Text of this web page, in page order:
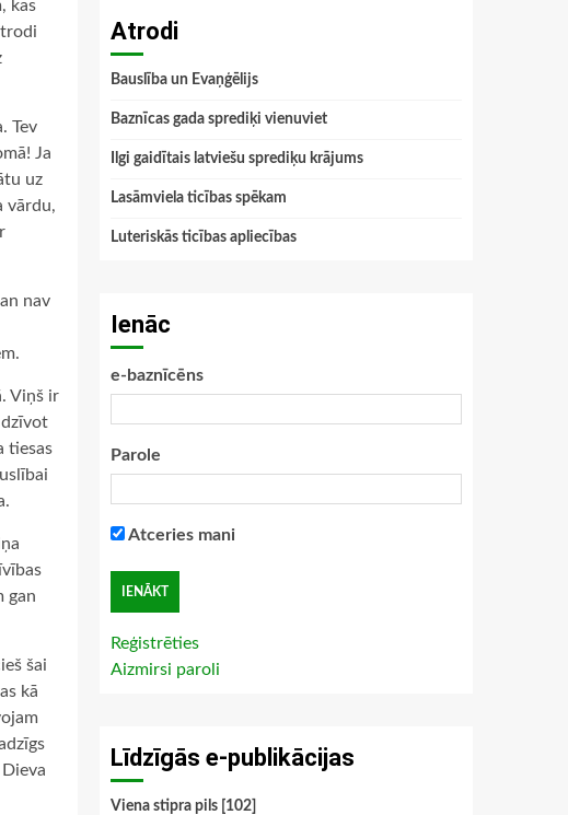
kas
Tev
Ja
uz
vārdu,
nav
Viņš ir
dzīvot
tiesas
gan
šai
kā
Atrodi
Bauslība un Evaņģēlijs
Baznīcas gada sprediķi vienuviet
Ilgi gaidītais latviešu sprediķu krājums
Lasāmviela ticības spēkam
Luteriskās ticības apliecības
Ienāc
e-baznīcēns
Parole
Atceries mani
Reģistrēties
Aizmirsi paroli
Līdzīgās e-publikācijas
Viena stipra pils [102]